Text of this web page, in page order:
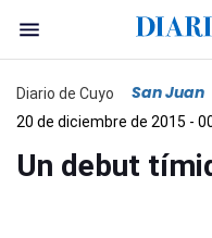
Diario de Cuyo San Juan
20 de diciembre de 2015 -
Un debut